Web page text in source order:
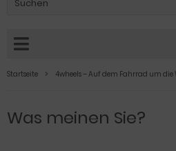
Startseite 4wheels – Auf dem Fahrrad um die
Was meinen Sie?